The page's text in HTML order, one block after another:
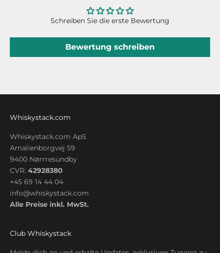
Schreiben Sie die erste Bewertung
Bewertung schreiben
Whiskystack.com
Whiskystack.com ApS
Amalienborgvej 59
9400 Nørrresundby
CVR: 42928380
+45 69 14 44 04
info@whiskystack.com
Alle Preise inkl. MwSt.
Club Whiskystack